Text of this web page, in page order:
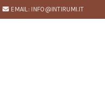
EMAIL: INFO@INTIRUMI.IT